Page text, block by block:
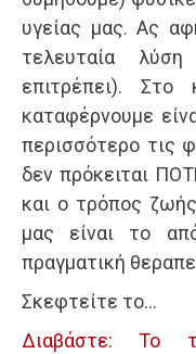
υγείας μας. Ας
τελευταία
επιτρέπει).
καταφέρνουμε
περισσότερο τις
δεν πρόκειται
και ο τρόπος
μας είναι το
πραγματική
Σκεφτείτε το…
Διαβάστε: Το